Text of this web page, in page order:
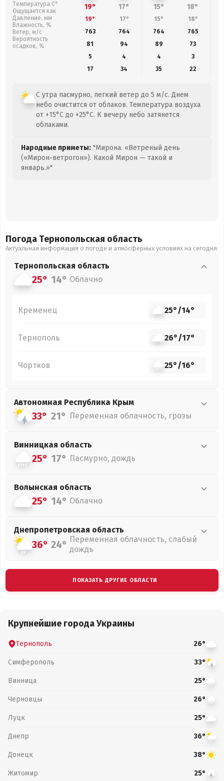
Температура С°
Ощущается как
Давление, мм
Влажность, %
Ветер, м/с
Вероятность
осадков, %
19° 17° 15° 18°
19° 17° 15° 18°
763
764 764 765
81
94 89 73
5
4 4
3
17
34 35 22
С утра пасмурно, легкий ветер до 5 м/с. Днем
небо очистится от облаков. Температура воздуха
от +15°C до +25°C. К вечеру небо затянется
облаками.
Народные приметы: "Мирона. «Ветреный день
(«Мирон-ветрогон»). Какой Мирон — такой и
январь.»"
Погода Тернопольская область
Актуальная информация о погоде и атмосферных условиях на сегодня
Тернопольская область
25° 14° Облачно
Кременец 25°/14°
Тернополь 26°/17°
Чортков 25°/16°
Автономная Республика Крым
33° 21° Переменная облачность, грозы
Винницкая область
25° 17° Пасмурно, дождь
Волынская область
25° 14° Облачно
Днепропетровская область
36° 24° Переменная облачность, слабый
дождь
ПОКАЗАТЬ ДРУГИЕ ОБЛАСТИ
Крупнейшие города Украины
Тернополь 26°
Симферополь 33°
Винница 25°
Черновцы 26°
Луцк 25°
Днепр 36°
Донецк 38°
Житомир 25°